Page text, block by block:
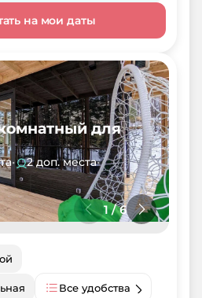
на мои даты
для
• 2 доп. места•
1/6
Все удобства